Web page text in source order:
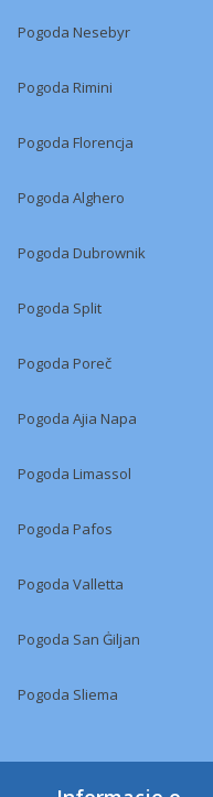
Pogoda Nesebyr
Pogoda Rimini
Pogoda Florencja
Pogoda Alghero
Pogoda Dubrownik
Pogoda Split
Pogoda Poreč
Pogoda Ajia Napa
Pogoda Limassol
Pogoda Pafos
Pogoda Valletta
Pogoda San Ġiljan
Pogoda Sliema